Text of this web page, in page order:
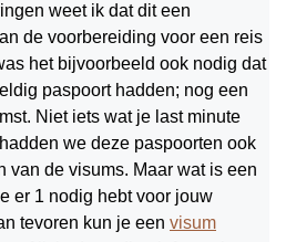
weet ik dat dit een
de voorbereiding voor een reis
het bijvoorbeeld ook nodig dat
paspoort hadden; nog een
Niet iets wat je last minute
we deze paspoorten ook
van de visums. Maar wat is een
er 1 nodig hebt voor jouw
tevoren kun je een visum